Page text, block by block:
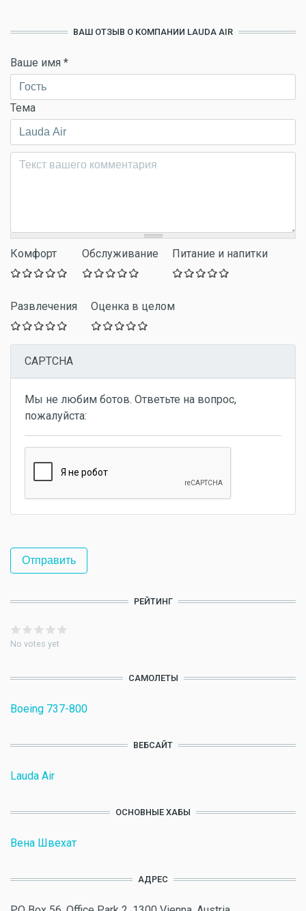
ВАШ ОТЗЫВ О КОМПАНИИ LAUDA AIR
Ваше имя *
Тема
Комментарий*
Комфорт Обслуживание Питание и напитки
Развлечения Оценка в целом
CAPTCHA
Мы не любим ботов. Ответьте на вопрос,
пожалуйста:
РЕЙТИНГ
No votes yet
САМОЛЕТЫ
Boeing 737-800
ВЕБСАЙТ
Lauda Air
ОСНОВНЫЕ ХАБЫ
Вена Швехат
АДРЕС